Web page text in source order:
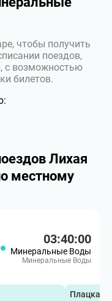
чтобы получить
поездов,
с возможностью
билетов.
Лихая
местному
03:40:00
Минеральные Воды
Минеральные Воды
Плацкарт